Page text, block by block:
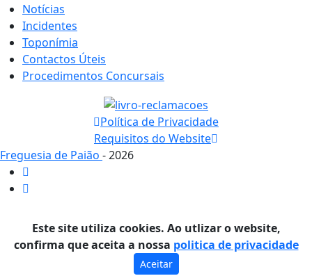
Notícias
Incidentes
Toponímia
Contactos Úteis
Procedimentos Concursais
Política de Privacidade
Requisitos do Website
Freguesia de Paião - 2026
Este site utiliza cookies. Ao utlizar o website,
confirma que aceita a nossa politica de privacidade
Aceitar